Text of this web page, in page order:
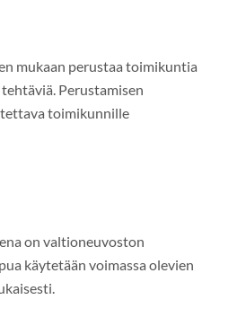
mukaan perustaa toimikuntia
Perustamisen
toimikunnille
on valtioneuvoston
käytetään voimassa olevien